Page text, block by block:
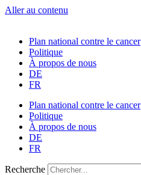
Aller au contenu
Plan national contre le cancer
Politique
À propos de nous
DE
FR
Plan national contre le cancer
Politique
À propos de nous
DE
FR
Recherche